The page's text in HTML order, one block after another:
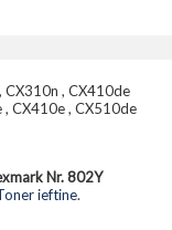
CX310n , CX410de
CX410e , CX510de
Nr. 802Y
ieftine.